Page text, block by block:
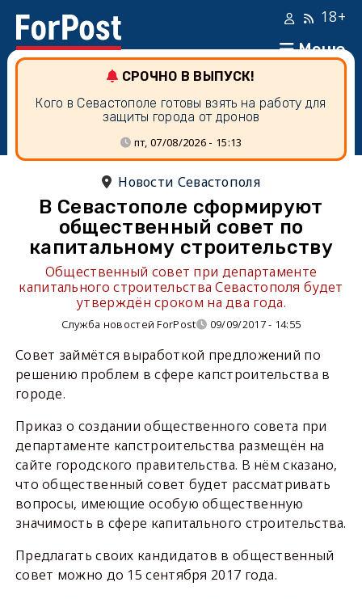
Меню
18+
СРОЧНО В ВЫПУСК!
Кого в Севастополе готовы взять на работу для
защиты города от дронов
пт, 07/08/2026 - 15:13
Новости Севастополя
В Севастополе сформируют
общественный совет по
капитальному строительству
Общественный совет при департаменте
капитального строительства Севастополя будет
утверждён сроком на два года.
Служба новостей ForPost 09/09/2017 - 14:55
Совет займётся выработкой предложений по
решению проблем в сфере капстроительства в
городе.
Приказ о создании общественного совета при
департаменте капстроительства размещён на
сайте городского правительства. В нём сказано,
что общественный совет будет рассматривать
вопросы, имеющие особую общественную
значимость в сфере капитального строительства.
Предлагать своих кандидатов в общественный
совет можно до 15 сентября 2017 года.